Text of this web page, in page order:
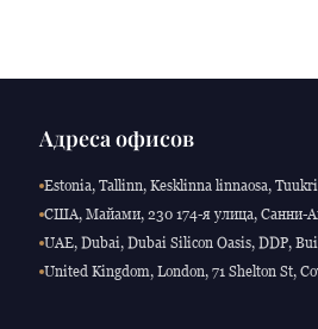
Адреса офисов
Estonia, Tallinn, Kesklinna linnaosa, Tuukri
США, Майами, 230 174-я улица, Санни-
UAE, Dubai, Dubai Silicon Oasis, DDP,
United Kingdom, London, 71 Shelton St,